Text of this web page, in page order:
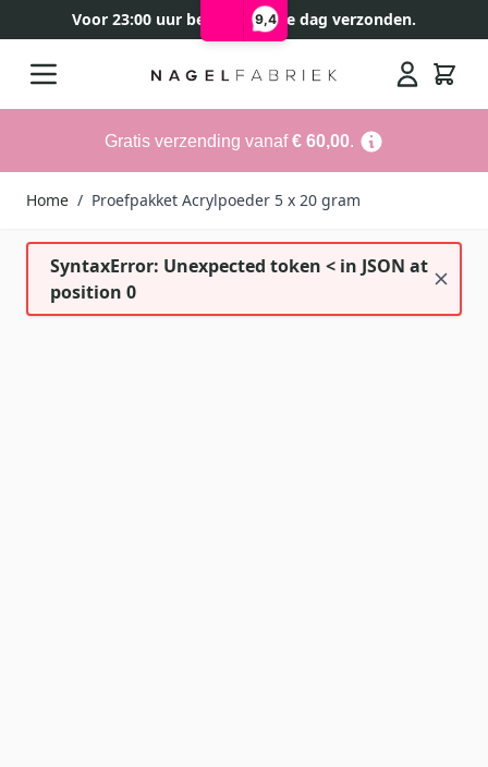
9,4
Voor 23:00 uur besteld, zelfde dag verzonden.
Gratis verzending vanaf€ 60,00.
Home / Proefpakket Acrylpoeder 5 x 20 gram
SyntaxError: Unexpected token < in JSON at
position 0